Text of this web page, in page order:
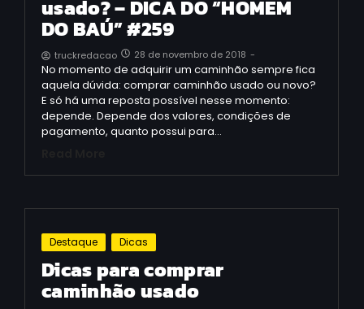
usado? – DICA DO “HOMEM
DO BAÚ” #259
truckredacao 28 de novembro de 2018 -
No momento de adquirir um caminhão sempre fica
aquela dúvida: comprar caminhão usado ou novo?
E só há uma reposta possível nesse momento:
depende. Depende dos valores, condições de
pagamento, quanto possui para…
Destaque Dicas
Dicas para comprar
caminhão usado